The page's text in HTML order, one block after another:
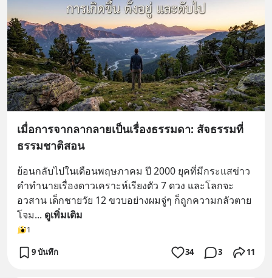
เมื่อการจากลากลายเป็นเรื่องธรรมดา: สัจธรรมที่
ธรรมชาติสอน
ย้อนกลับไปในเดือนพฤษภาคม ปี 2000 ยุคที่มีกระแสข่าว
คำทำนายเรื่องดาวเคราะห์เรียงตัว 7 ดวง และโลกจะ
อวสาน เด็กชายวัย 12 ขวบอย่างผมจู่ๆ ก็ถูกความกลัวตาย
โจม... ดูเพิ่มเติม
1
9 บันทึก 34 3 11